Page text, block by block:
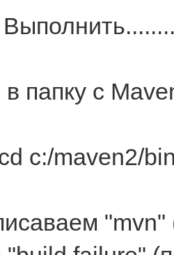
папку с
c:/maven2/
"mvn"